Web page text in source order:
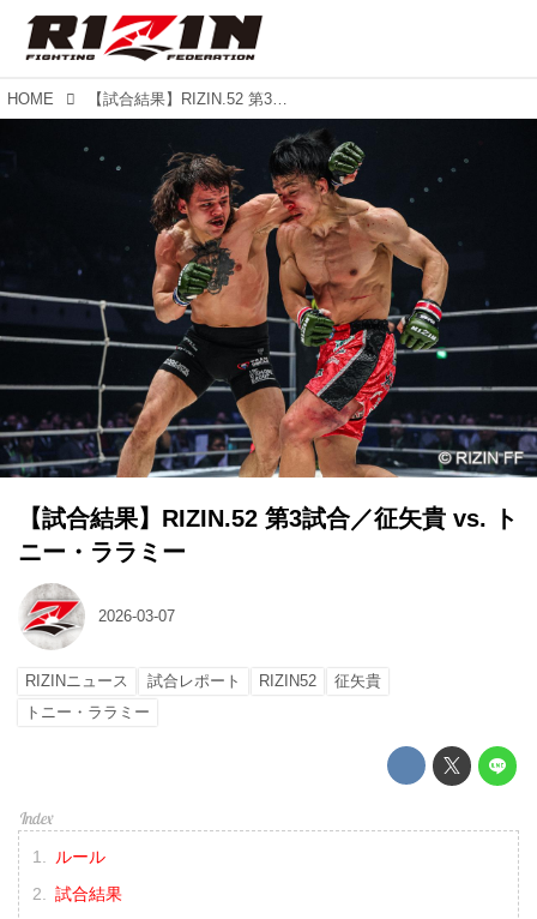
HOME 【試合結果】RIZIN.52 第3試合／征矢貴 vs. トニー・ララミー
【試合結果】RIZIN.52 第3試合／征矢貴 vs. ト
ニー・ララミー
2026-03-07
RIZINニュース 試合レポート RIZIN52
征矢貴
トニー・ララミー
ルール
試合結果